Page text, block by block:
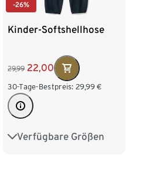
-26%
Kinder-Softshellhose
29,99 22,00
30-Tage-Bestpreis: 29,99 €
Verfügbare Größen
110/116 122/128